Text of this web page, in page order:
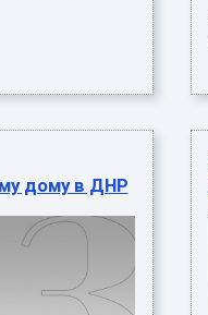
дому в ДНР